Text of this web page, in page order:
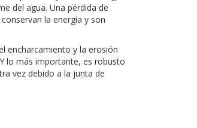
del agua. Una pérdida de
la energía y son
encharcamiento y la erosión
lo más importante, es robusto
vez debido a la junta de